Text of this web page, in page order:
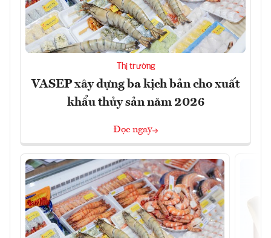
Thị trường
VASEP xây dựng ba kịch bản cho xuất
khẩu thủy sản năm 2026
Đọc ngay